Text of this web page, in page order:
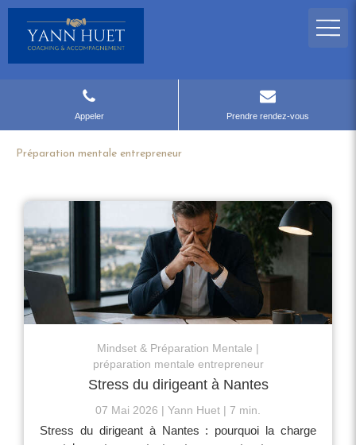
Appeler Prendre rendez-vous
Préparation mentale entrepreneur
Mindset & Préparation Mentale
préparation mentale entrepreneur
Stress du dirigeant à Nantes
07 Mai 2026 Yann Huet 7 min.
Stress du dirigeant à Nantes : pourquoi la charge